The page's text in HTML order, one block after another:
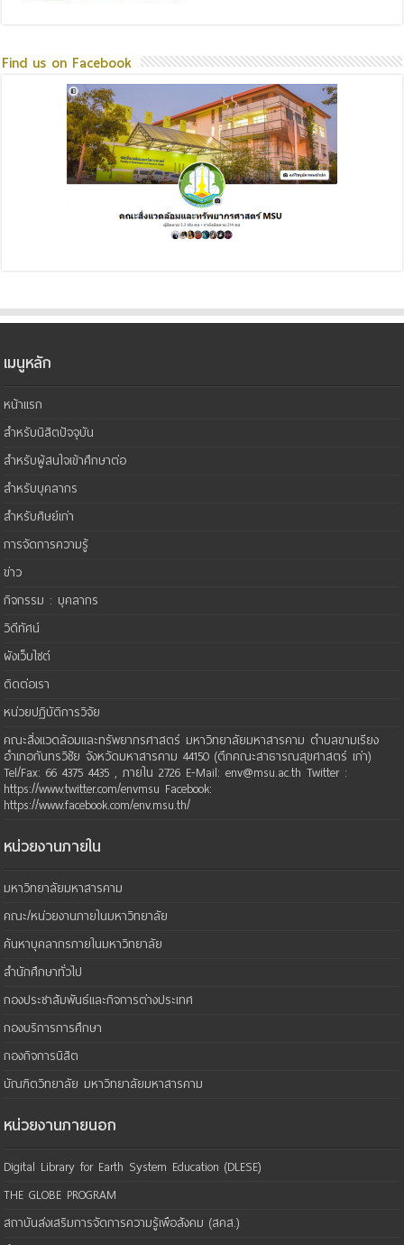
Find us on Facebook
เมนูหลัก
หน้าแรก
สำหรับนิสิตปัจจุบัน
สำหรับผู้สนใจเข้าศึกษาต่อ
สำหรับบุคลากร
สำหรับศิษย์เก่า
การจัดการความรู้
ข่าว
กิจกรรม : บุคลากร
วิดีทัศน์
ผังเว็บไซต์
ติดต่อเรา
หน่วยปฏิบัติการวิจัย
คณะสิ่งแวดล้อมและทรัพยากรศาสตร์ มหาวิทยาลัยมหาสารคาม ตำบลขามเรียง
อำเภอกันทรวิชัย จังหวัดมหาสารคาม 44150 (ตึกคณะสาธารณสุขศาสตร์ เก่า)
Tel/Fax: 66 4375 4435 , ภายใน 2726 E-Mail: env@msu.ac.th Twitter :
https://www.twitter.com/envmsu Facebook:
https://www.facebook.com/env.msu.th/
หน่วยงานภายใน
มหาวิทยาลัยมหาสารคาม
คณะ/หน่วยงานภายในมหาวิทยาลัย
ค้นหาบุคลากรภายในมหาวิทยาลัย
สำนักศึกษาทั่วไป
กองประชาสัมพันธ์และกิจการต่างประเทศ
กองบริการการศึกษา
กองกิจการนิสิต
บัณฑิตวิทยาลัย มหาวิทยาลัยมหาสารคาม
หน่วยงานภายนอก
Digital Library for Earth System Education (DLESE)
THE GLOBE PROGRAM
สถาบันส่งเสริมการจัดการความรู้เพือสังคม (สคส.)